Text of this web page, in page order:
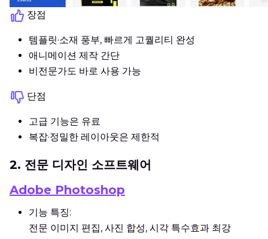
장점
템플릿·소재 풍부, 빠르게 고퀄리티 완성
애니메이션 제작 간단
비전문가도 바로 사용 가능
단점
고급 기능은 유료
복잡·정밀한 레이아웃은 제한적
2. 전문 디자인 소프트웨어
Adobe Photoshop
기능 특징:
전문 이미지 편집, 사진 합성, 시각 특수효과 최강